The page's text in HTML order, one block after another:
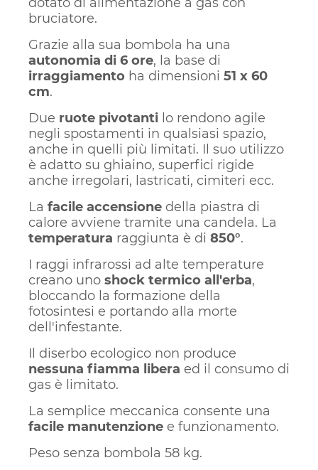
bruciatore.
Grazie alla sua bombola ha una
autonomia di 6 ore, la base di
irraggiamento ha dimensioni 51 x 60
cm.
Due ruote pivotanti lo rendono agile
negli spostamenti in qualsiasi spazio,
anche in quelli più limitati. Il suo utilizzo
è adatto su ghiaino, superfici rigide
anche irregolari, lastricati, cimiteri ecc.
La facile accensione della piastra di
calore avviene tramite una candela. La
temperatura raggiunta è di 850°.
I raggi infrarossi ad alte temperature
creano uno shock termico all'erba,
bloccando la formazione della
fotosintesi e portando alla morte
dell'infestante.
Il diserbo ecologico non produce
nessuna fiamma libera ed il consumo di
gas è limitato.
La semplice meccanica consente una
facile manutenzione e funzionamento.
Peso senza bombola 58 kg.